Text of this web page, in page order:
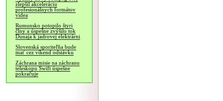
zlepšil akceleráciu
profesionálnych formátov
videa
Rumunsko potopilo štyri
člny a úspešne zvýšilo tok
Dunaja k jadrovej elektrárni
Slovenská sporiteľňa bude
mať cez víkend odstávku
Záchrana misie na záchranu
teleskopu Swift úspešne
pokračuje